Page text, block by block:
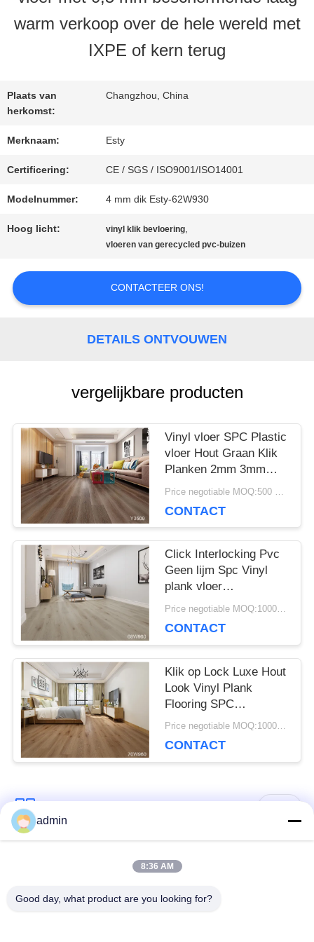
FABRIEKSTOCHT
KWALITEITSCONTROLE
NEEM
CONTACT
MET
ONS
OP
VRAAG
EEN
OFFERTE
SITEMAP
PRIVACYBELEID
warm verkoop over de hele wereld met
IXPE of kern terug
Plaats van
herkomst:
Changzhou, China
Merknaam: Esty
Certificering: CE / SGS / ISO9001/ISO14001
Modelnummer: 4 mm dik Esty-62W930
Hoog licht: vinyl klik bevloering,
vloeren van gerecycled pvc-buizen
CONTACTEER ONS!
DETAILS ONTVOUWEN
vergelijkbare producten
Vinyl vloer SPC Plastic
vloer Hout Graan Klik
Planken 2mm 3mm
Dikte
Price negotiable MOQ:500 vierkante meter
CONTACT
Click Interlocking Pvc
Geen lijm Spc Vinyl
plank vloer
milieuvriendelijk
Price negotiable MOQ:1000 vierkante meter
CONTACT
Klik op Lock Luxe Hout
Look Vinyl Plank
Flooring SPC
Commerciële Luxe
Price negotiable MOQ:1000 vierkante meter
CONTACT
populaire categorieën
bevloering van de
admin
8:36 AM
Good day, what product are you looking for?